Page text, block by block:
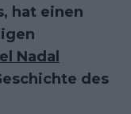
hat einen
Nadal
des